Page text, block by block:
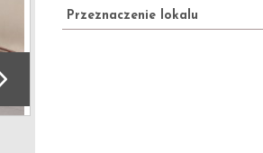
Przeznaczenie lokalu